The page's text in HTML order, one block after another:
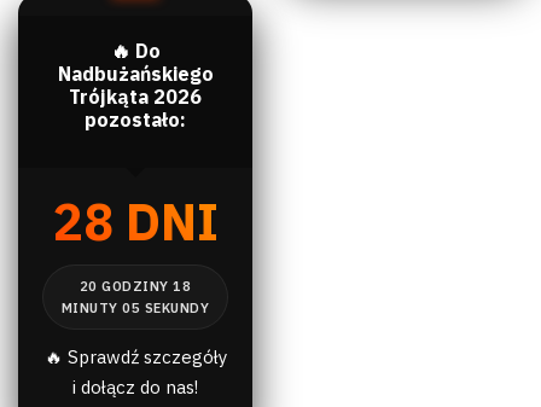
🔥 Do
Nadbużańskiego
Trójkąta 2026
pozostało:
28 DNI
🔥 Sprawdź szczegóły
i dołącz do nas!